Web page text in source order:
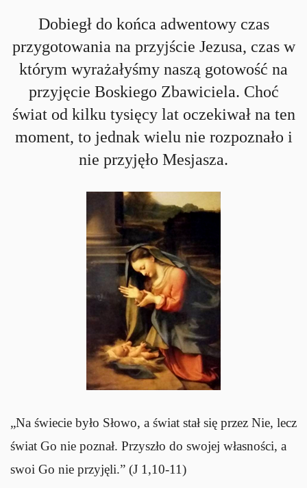
Dobiegł do końca adwentowy czas
przygotowania na przyjście Jezusa, czas w
którym wyrażałyśmy naszą gotowość na
przyjęcie Boskiego Zbawiciela. Choć
świat od kilku tysięcy lat oczekiwał na ten
moment, to jednak wielu nie rozpoznało i
nie przyjęło Mesjasza.
„Na świecie było Słowo, a świat stał się przez Nie, lecz
świat Go nie poznał. Przyszło do swojej własności, a
swoi Go nie przyjęli.” (J 1,10-11)